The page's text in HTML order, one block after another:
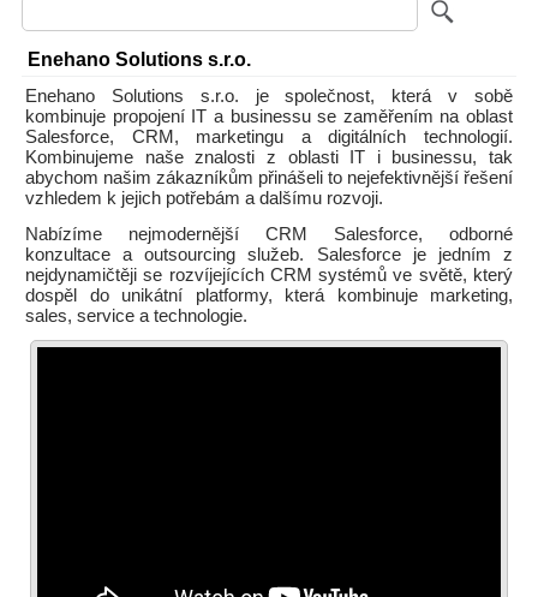
Enehano Solutions s.r.o.
Enehano Solutions s.r.o. je společnost, která v sobě
kombinuje propojení IT a businessu se zaměřením na oblast
Salesforce, CRM, marketingu a digitálních technologií.
Kombinujeme naše znalosti z oblasti IT i businessu, tak
abychom našim zákazníkům přinášeli to nejefektivnější řešení
vzhledem k jejich potřebám a dalšímu rozvoji.
Nabízíme nejmodernější CRM Salesforce, odborné
konzultace a outsourcing služeb. Salesforce je jedním z
nejdynamičtěji se rozvíjejících CRM systémů ve světě, který
dospěl do unikátní platformy, která kombinuje marketing,
sales, service a technologie.